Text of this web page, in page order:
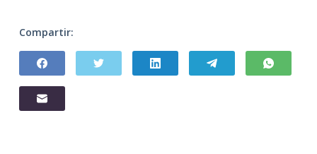
Compartir: